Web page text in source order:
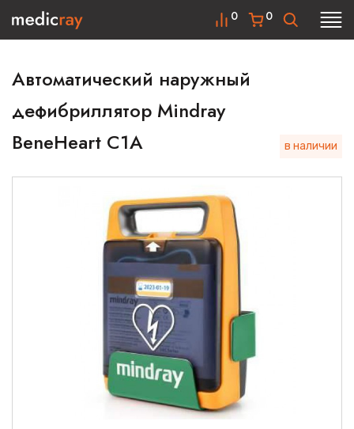
0
0
Автоматический наружный
дефибриллятор Mindray
BeneHeart C1A
в наличии